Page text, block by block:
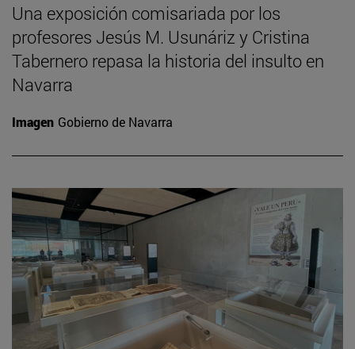
Una exposición comisariada por los
profesores Jesús M. Usunáriz y Cristina
Tabernero repasa la historia del insulto en
Navarra
Imagen Gobierno de Navarra